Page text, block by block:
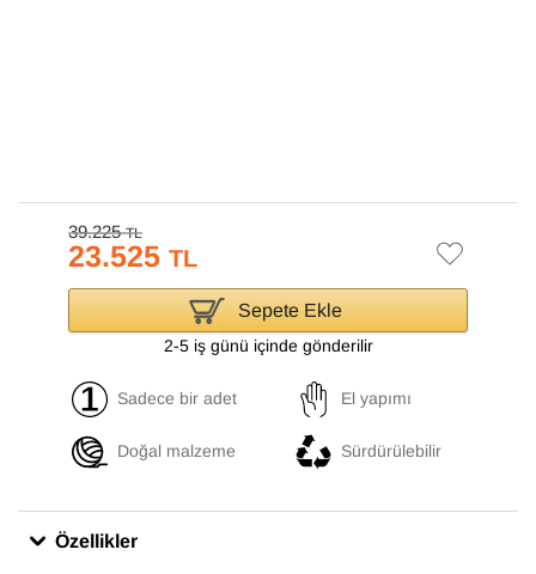
39.225TL
23.525 TL
Sepete Ekle
2-5 iş günü içinde gönderilir
Sadece bir adet El yapımı
Doğal malzeme Sürdürülebilir
Özellikler